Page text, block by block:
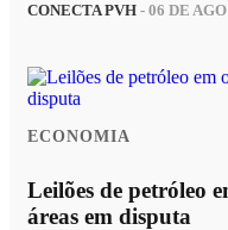
CONECTA PVH - 06 DE AGO
ECONOMIA
Leilões de petróleo
áreas em disputa